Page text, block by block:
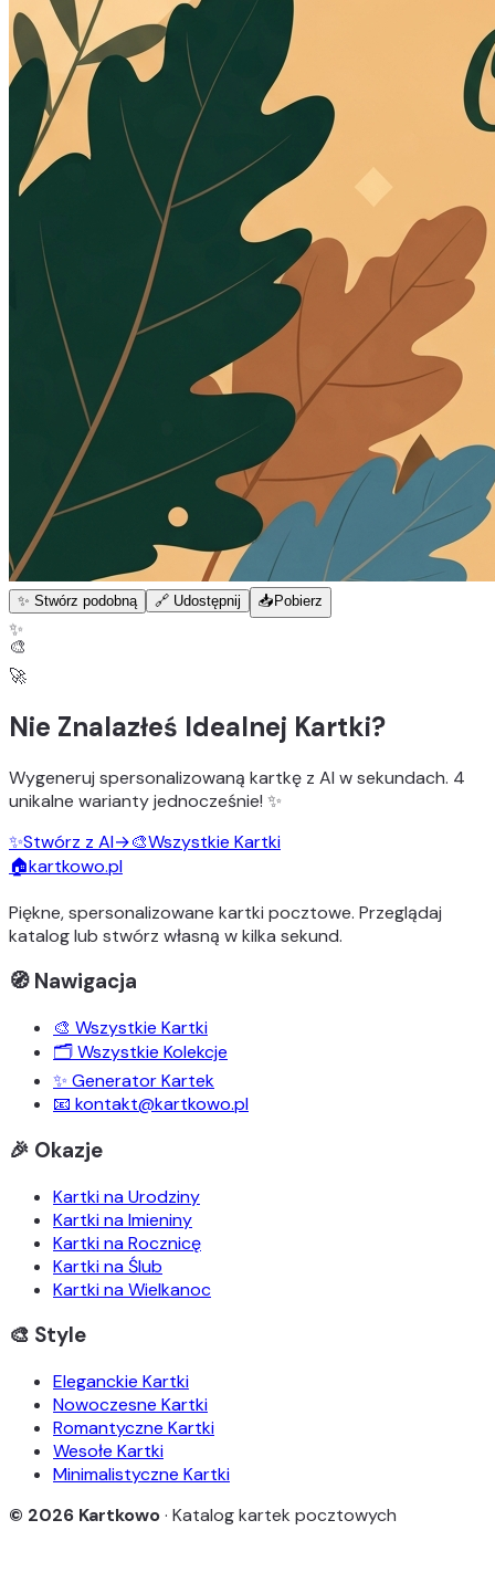
✨ Stwórz podobną 🔗 Udostępnij 📥 Pobierz
✨
🎨
🚀
Nie Znalazłeś Idealnej Kartki?
Wygeneruj spersonalizowaną kartkę z AI w sekundach. 4
unikalne wariantyjednocześnie! ✨
✨Stwórz z AI→🎨Wszystkie Kartki
🏠kartkowo.pl
Piękne, spersonalizowane kartki pocztowe. Przeglądaj
katalog lub stwórz własną w kilka sekund.
🧭 Nawigacja
🎨 Wszystkie Kartki
🗂️ Wszystkie Kolekcje
✨ Generator Kartek
📧 kontakt@kartkowo.pl
🎉 Okazje
Kartki na Urodziny
Kartki na Imieniny
Kartki na Rocznicę
Kartki na Ślub
Kartki na Wielkanoc
🎨 Style
Eleganckie Kartki
Nowoczesne Kartki
Romantyczne Kartki
Wesołe Kartki
Minimalistyczne Kartki
© 2026 Kartkowo· Katalog kartek pocztowych